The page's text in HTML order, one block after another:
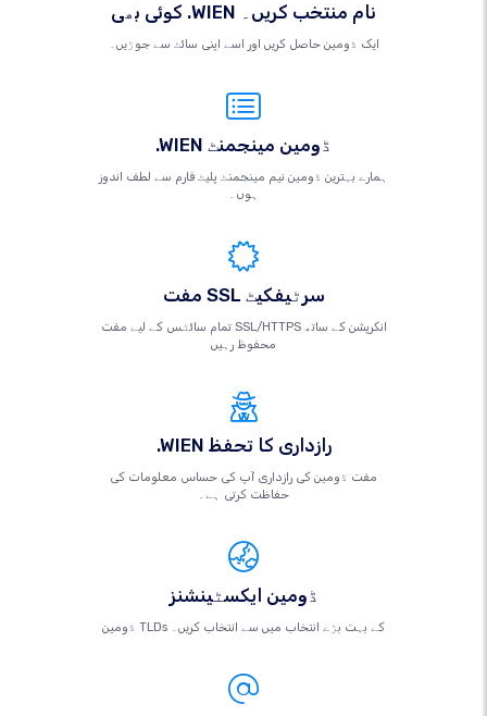
کوئی بھی .WIEN نام منتخب کریں۔
ایک ڈومین حاصل کریں اور اسے اپنی سائٹ سے جوڑیں۔
.WIEN ڈومین مینجمنٹ
ہمارے بہترین ڈومین نیم مینجمنٹ پلیٹ فارم سے لطف اندوز
ہوں۔
مفت SSL سرٹیفکیٹ
تمام سائٹس کے لیے مفت SSL/HTTPS انکرپشن کے ساتھ
محفوظ رہیں
.WIEN رازداری کا تحفظ
مفت ڈومین کی رازداری آپ کی حساس معلومات کی
حفاظت کرتی ہے۔
ڈومین ایکسٹینشنز
ڈومین TLDs کے بہت بڑے انتخاب میں سے انتخاب کریں۔